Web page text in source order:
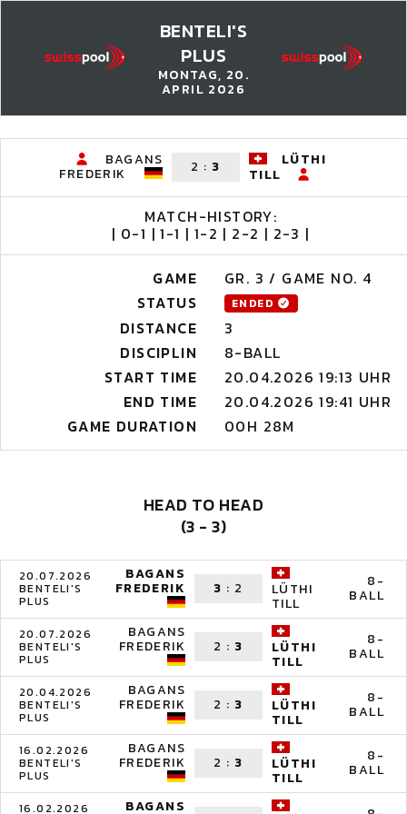
BENTELI'S
PLUS
MONTAG, 20.
APRIL 2026
BAGANS
FREDERIK 2 : 3
LÜTHI
TILL
MATCH-HISTORY:
| 0-1 | 1-1 | 1-2 | 2-2 | 2-3 |
GAME
GR. 3 / GAME NO. 4
STATUS
ENDED
DISTANCE
3
DISCIPLIN
8-BALL
START TIME
20.04.2026 19:13 UHR
END TIME
20.04.2026 19:41 UHR
GAME DURATION
00H 28M
HEAD TO HEAD
(3 - 3)
20.07.2026
BENTELI'S
PLUS
BAGANS
FREDERIK 3 : 2 LÜTHI
TILL
8-
BALL
20.07.2026
BENTELI'S
PLUS
BAGANS
FREDERIK 2 : 3 LÜTHI
TILL
8-
BALL
20.04.2026
BENTELI'S
PLUS
BAGANS
FREDERIK 2 : 3 LÜTHI
TILL
8-
BALL
16.02.2026
BENTELI'S
PLUS
BAGANS
FREDERIK 2 : 3 LÜTHI
TILL
8-
BALL
16.02.2026 BAGANS